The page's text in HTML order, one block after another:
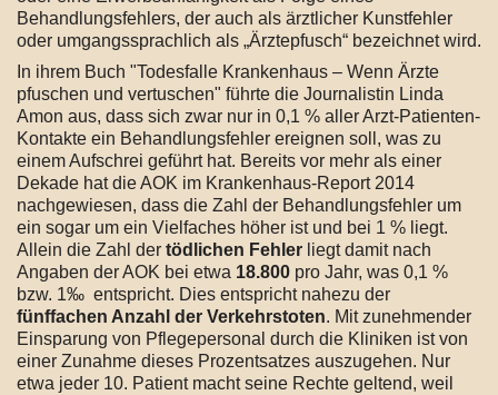
Behandlungsfehlers, der auch als ärztlicher Kunstfehler
oder umgangssprachlich als „Ärztepfusch“ bezeichnet wird.
In ihrem Buch "Todesfalle Krankenhaus – Wenn Ärzte
pfuschen und vertuschen" führte die Journalistin Linda
Amon aus, dass sich zwar nur in 0,1 % aller Arzt-Patienten-
Kontakte ein Behandlungsfehler ereignen soll, was zu
einem Aufschrei geführt hat. Bereits vor mehr als einer
Dekade hat die AOK im Krankenhaus-Report 2014
nachgewiesen, dass die Zahl der Behandlungsfehler um
ein sogar um ein Vielfaches höher ist und bei 1 % liegt.
Allein die Zahl der tödlichen Fehler liegt damit nach
Angaben der AOK bei etwa 18.800 pro Jahr, was 0,1 %
bzw. 1‰ entspricht. Dies entspricht nahezu der
fünffachen Anzahl der Verkehrstoten. Mit zunehmender
Einsparung von Pflegepersonal durch die Kliniken ist von
einer Zunahme dieses Prozentsatzes auszugehen. Nur
etwa jeder 10. Patient macht seine Rechte geltend, weil